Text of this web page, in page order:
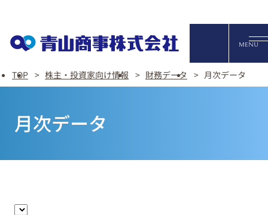
English
FAQ・お問い合わせ
オンラ
MENU
TOP 株主・投資家向け情報 財務データ 月次データ
月次データ